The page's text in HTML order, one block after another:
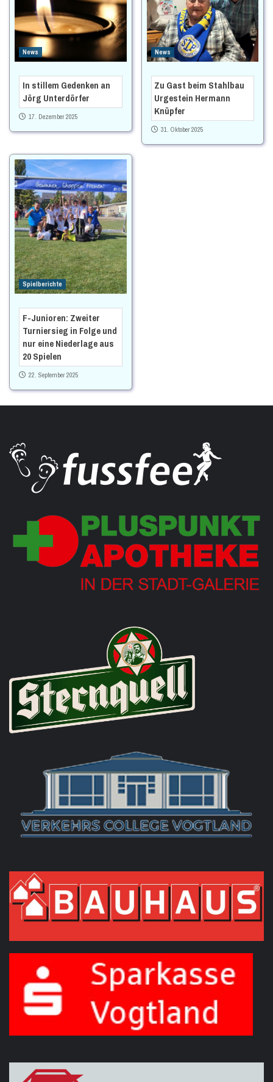
News
In stillem Gedenken an
Jörg Unterdörfer
17. Dezember 2025
News
Zu Gast beim Stahlbau
Urgestein Hermann
Knüpfer
31. Oktober 2025
Spielberichte
F-Junioren: Zweiter
Turniersieg in Folge und
nur eine Niederlage aus
20 Spielen
22. September 2025